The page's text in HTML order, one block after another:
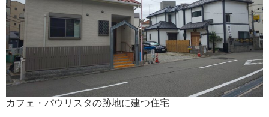
カフェ・パウリスタの跡地に建つ住宅